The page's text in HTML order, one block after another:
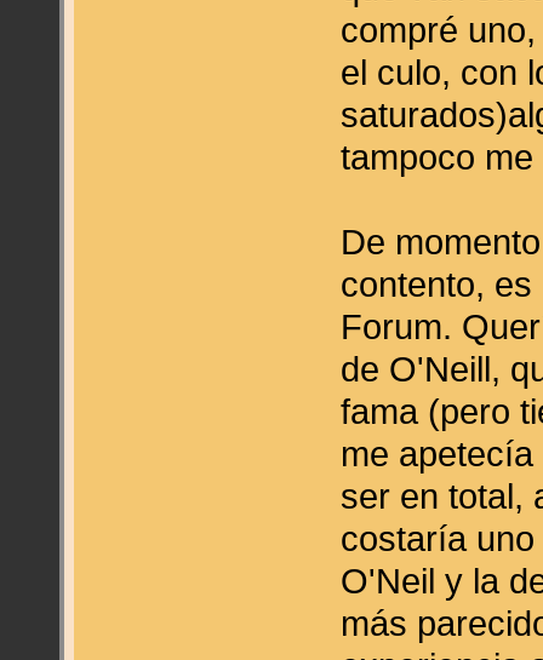
compré
el culo, con
tampoco
De
contento,
Forum.
de O'Neill,
fama (pero
me
ser en total,
costaría
O'Neil y la
más